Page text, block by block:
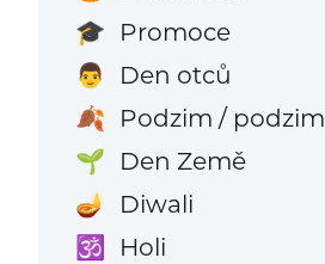
🎓 Promoce
👨 Den otců
🍂 Podzim / podzim
🌱 Den Země
🪔 Diwali
🕉️ Holi